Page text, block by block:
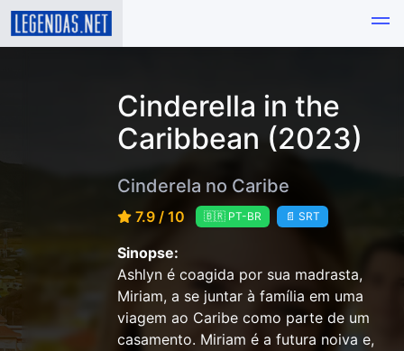
Cinderella in the
Caribbean (2023)
Cinderela no Caribe
7.9 / 10 🇧🇷 PT-BR 📄 SRT
Sinopse:
Ashlyn é coagida por sua madrasta,
Miriam, a se juntar à família em uma
viagem ao Caribe como parte de um
casamento. Miriam é a futura noiva e,